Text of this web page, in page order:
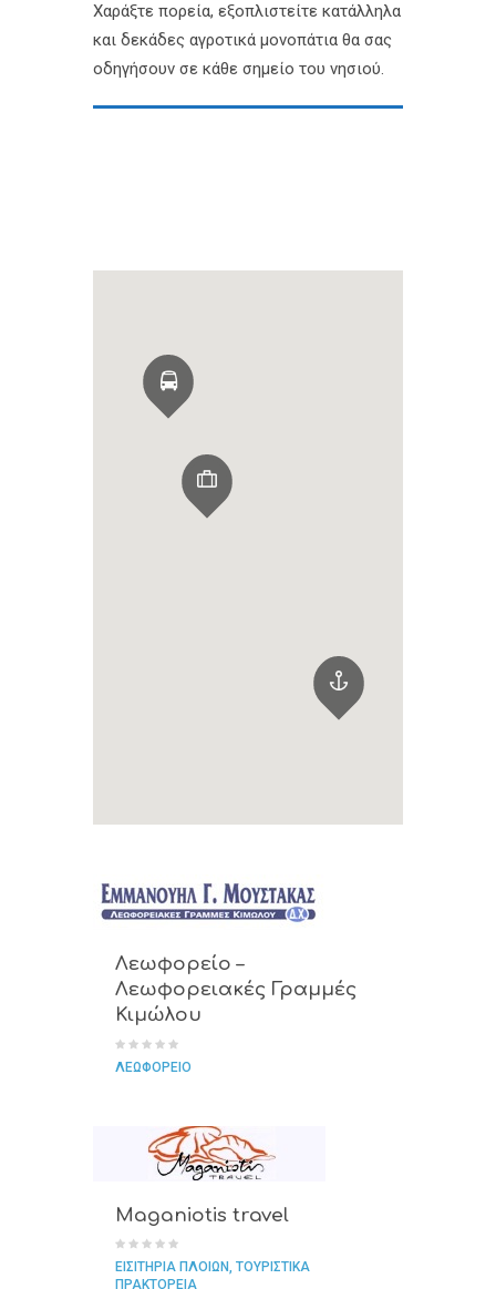
Χαράξτε πορεία, εξοπλιστείτε κατάλληλα
και δεκάδες αγροτικά μονοπάτια θα σας
οδηγήσουν σε κάθε σημείο του νησιού.
Λεωφορείο –
Λεωφορειακές Γραμμές
Κιμώλου
ΛΕΩΦΟΡΕΙΟ
Maganiotis travel
ΕΙΣΙΤΗΡΙΑ ΠΛΟΙΩΝ ΤΟΥΡΙΣΤΙΚΑ
ΠΡΑΚΤΟΡΕΙΑ